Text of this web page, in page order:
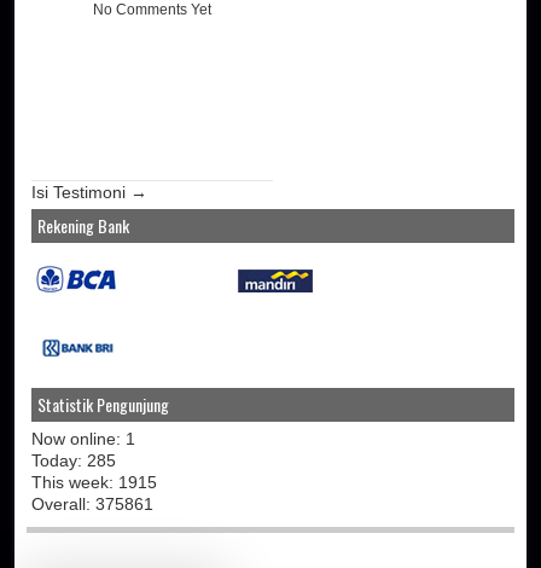
No Comments Yet
Isi Testimoni →
Rekening Bank
Statistik Pengunjung
Now online: 1
Today: 285
This week: 1915
Overall: 375861